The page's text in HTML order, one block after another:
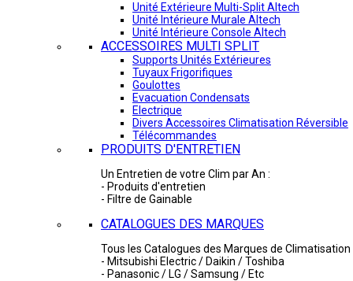
Unité Extérieure Multi-Split Altech
Unité Intérieure Murale Altech
Unité Intérieure Console Altech
ACCESSOIRES MULTI SPLIT
Supports Unités Extérieures
Tuyaux Frigorifiques
Goulottes
Evacuation Condensats
Electrique
Divers Accessoires Climatisation Réversible
Télécommandes
PRODUITS D'ENTRETIEN
Un Entretien de votre Clim par An :
- Produits d'entretien
- Filtre de Gainable
CATALOGUES DES MARQUES
Tous les Catalogues des Marques de Climatisation
- Mitsubishi Electric / Daikin / Toshiba
- Panasonic / LG / Samsung / Etc